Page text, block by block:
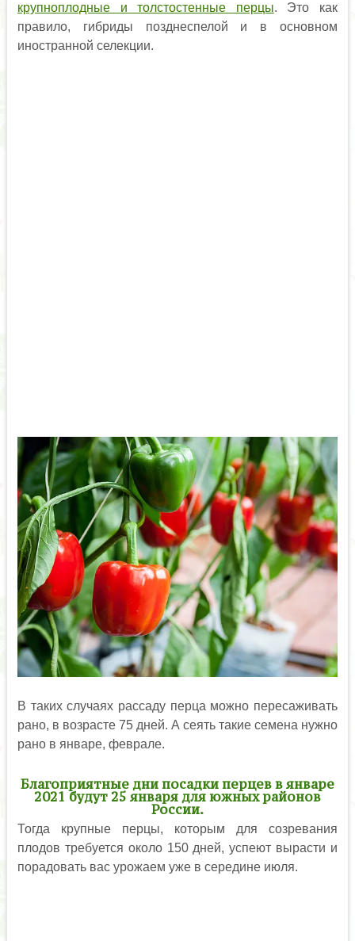
крупноплодные и толстостенные перцы. Это как
правило, гибриды позднеспелой и в основном
иностранной селекции.
В таких случаях рассаду перца можно пересаживать
рано, в возрасте 75 дней. А сеять такие семена нужно
рано в январе, феврале.
Благоприятные дни посадки перцев в январе
2021 будут 25 января для южных районов
России.
Тогда крупные перцы, которым для созревания
плодов требуется около 150 дней, успеют вырасти и
порадовать вас урожаем уже в середине июля.